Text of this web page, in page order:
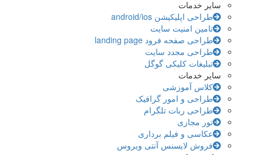
سایر خدمات
طراحی اپلیکیشن android/ios
تامین امنیت سایت
طراحی صفحه فرود landing page
طراحی مجدد سایت
تبلیغات کلیکی گوگل
سایر خدمات
کلاس آموزشی
طراحی و امور گرافیک
طراحی ربات تلگرام
تور مجازی
عکاسی و فیلم برداری
فروش لایسنس آنتی ویروس